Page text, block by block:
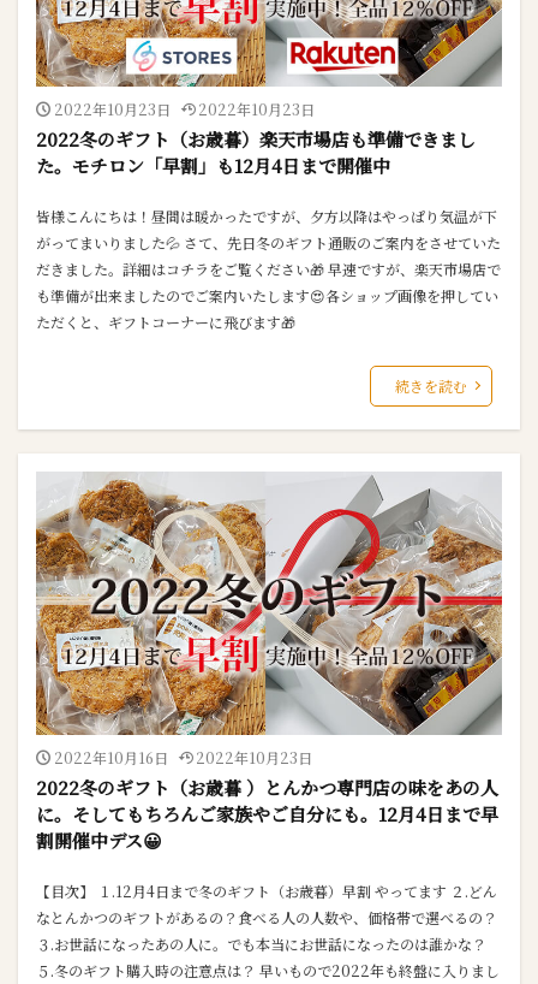
2022年10月23日 2022年10月23日
2022冬のギフト（お歳暮）楽天市場店も準備できまし
た。モチロン「早割」も12月4日まで開催中
皆様こんにちは！昼間は暖かったですが、夕方以降はやっぱり気温が下
がってまいりました💦 さて、先日冬のギフト通販のご案内をさせていた
だきました。詳細はコチラをご覧ください🎁 早速ですが、楽天市場店で
も準備が出来ましたのでご案内いたします😍各ショップ画像を押してい
ただくと、ギフトコーナーに飛びます🎁
続きを読む
2022年10月16日 2022年10月23日
2022冬のギフト（お歳暮 ）とんかつ専門店の味をあの人
に。そしてもちろんご家族やご自分にも。12月4日まで早
割開催中デス😀
【目次】 １.12月4日まで冬のギフト（お歳暮）早割 やってます ２.どん
なとんかつのギフトがあるの？食べる人の人数や、価格帯で選べるの？
３.お世話になったあの人に。でも本当にお世話になったのは誰かな？
５.冬のギフト購入時の注意点は？ 早いもので2022年も終盤に入りまし